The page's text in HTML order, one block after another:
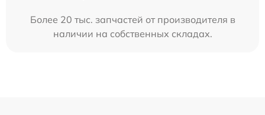
Более 20 тыс. запчастей от производителя в
наличии на собственных складах.